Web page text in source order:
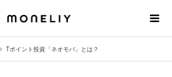
Tポイント投資「ネオモバ」とは？